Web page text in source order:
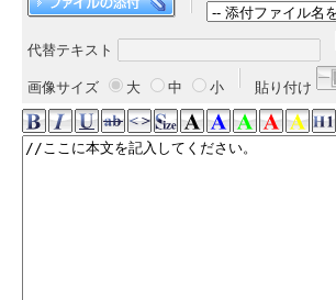
代替テキスト
画像サイズ 大 中 小 貼り付け